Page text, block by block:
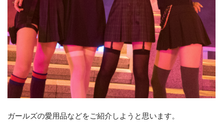
ガールズの愛用品などをご紹介しようと思います。